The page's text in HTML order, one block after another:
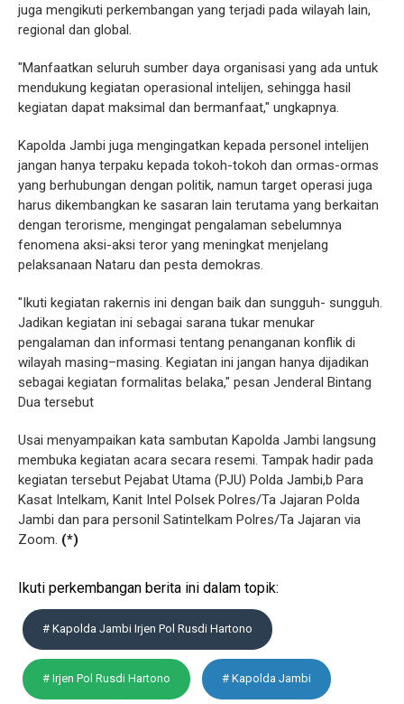
juga mengikuti perkembangan yang terjadi pada wilayah lain,
regional dan global.
"Manfaatkan seluruh sumber daya organisasi yang ada untuk
mendukung kegiatan operasional intelijen, sehingga hasil
kegiatan dapat maksimal dan bermanfaat," ungkapnya.
Kapolda Jambi juga mengingatkan kepada personel intelijen
jangan hanya terpaku kepada tokoh-tokoh dan ormas-ormas
yang berhubungan dengan politik, namun target operasi juga
harus dikembangkan ke sasaran lain terutama yang berkaitan
dengan terorisme, mengingat pengalaman sebelumnya
fenomena aksi-aksi teror yang meningkat menjelang
pelaksanaan Nataru dan pesta demokras.
"Ikuti kegiatan rakernis ini dengan baik dan sungguh- sungguh.
Jadikan kegiatan ini sebagai sarana tukar menukar
pengalaman dan informasi tentang penanganan konflik di
wilayah masing–masing. Kegiatan ini jangan hanya dijadikan
sebagai kegiatan formalitas belaka," pesan Jenderal Bintang
Dua tersebut
Usai menyampaikan kata sambutan Kapolda Jambi langsung
membuka kegiatan acara secara resemi. Tampak hadir pada
kegiatan tersebut Pejabat Utama (PJU) Polda Jambi,b Para
Kasat Intelkam, Kanit Intel Polsek Polres/Ta Jajaran Polda
Jambi dan para personil Satintelkam Polres/Ta Jajaran via
Zoom. (*)
Ikuti perkembangan berita ini dalam topik:
# Kapolda Jambi Irjen Pol Rusdi Hartono
# Irjen Pol Rusdi Hartono # Kapolda Jambi